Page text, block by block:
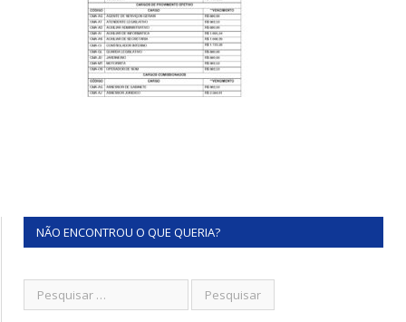
NÃO ENCONTROU O QUE QUERIA?